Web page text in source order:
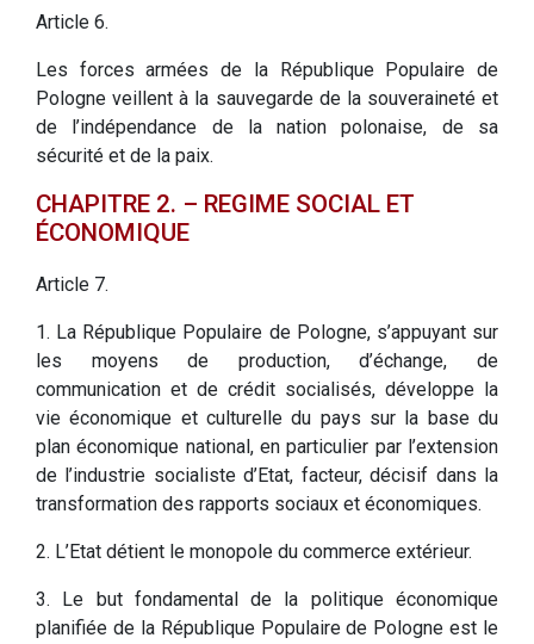
Article 6.
Les forces armées de la République Populaire de
Pologne veillent à la sauvegarde de la souveraineté et
de l’indépendance de la nation polonaise, de sa
sécurité et de la paix.
CHAPITRE 2. – REGIME SOCIAL ET
ÉCONOMIQUE
Article 7.
1. La République Populaire de Pologne, s’appuyant sur
les moyens de production, d’échange, de
communication et de crédit socialisés, développe la
vie économique et culturelle du pays sur la base du
plan économique national, en particulier par l’extension
de l’industrie socialiste d’Etat, facteur, décisif dans la
transformation des rapports sociaux et économiques.
2. L’Etat détient le monopole du commerce extérieur.
3. Le but fondamental de la politique économique
planifiée de la République Populaire de Pologne est le